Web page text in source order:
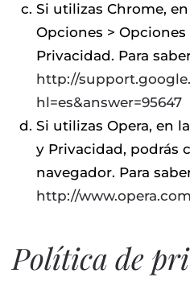
Si utilizas Chrome,
Opciones > Opciones
Privacidad. Para
http://
hl=es&answer=95647
Si utilizas Opera, en
y Privacidad, podrás
navegador. Para
http://
Política de